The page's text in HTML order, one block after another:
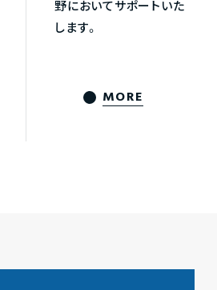
野においてサポートいた
します。
MORE